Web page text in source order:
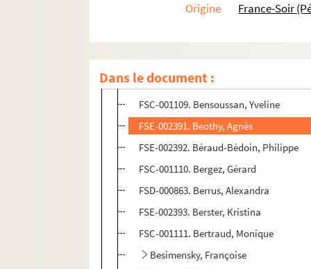
Origine
France-Soir
Dans le document :
FSC-001107. Benaouda, Abdelkader
Benjedid, Mourad
FSC-001108. Benoist, Jean-Marie
Benothmane, Fairouz
FSC-001109. Bensoussan, Yveline
FSE-002391. Beothy, Agnès
FSE-002392. Béraud-Bédoin, Philippe
FSC-001110. Bergez, Gérard
FSD-000863. Berrus, Alexandra
FSE-002393. Berster, Kristina
FSC-001111. Bertraud, Monique
Besimensky, Françoise